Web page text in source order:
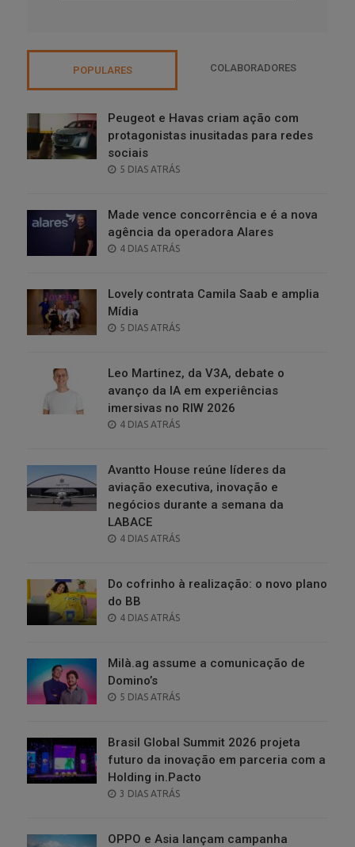
POPULARES COLABORADORES
Peugeot e Havas criam ação com
protagonistas inusitadas para redes
sociais
POSTED
5 DIAS ATRÁS
Made vence concorrência e é a nova
agência da operadora Alares
POSTED
4 DIAS ATRÁS
Lovely contrata Camila Saab e amplia
Mídia
POSTED
5 DIAS ATRÁS
Leo Martinez, da V3A, debate o
avanço da IA em experiências
imersivas no RIW 2026
POSTED
4 DIAS ATRÁS
Avantto House reúne líderes da
aviação executiva, inovação e
negócios durante a semana da
LABACE
POSTED
4 DIAS ATRÁS
Do cofrinho à realização: o novo plano
do BB
POSTED
4 DIAS ATRÁS
Milà.ag assume a comunicação de
Domino’s
POSTED
5 DIAS ATRÁS
Brasil Global Summit 2026 projeta
futuro da inovação em parceria com a
Holding in.Pacto
POSTED
3 DIAS ATRÁS
OPPO e Asia lançam campanha